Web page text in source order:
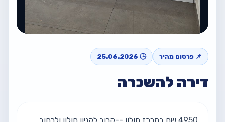
📌 פרסום מהיר 🕒 25.06.2026
דירה להשכרה